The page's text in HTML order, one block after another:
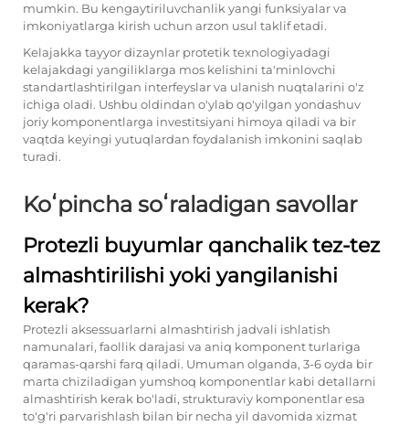
mumkin. Bu kengaytiriluvchanlik yangi funksiyalar va
imkoniyatlarga kirish uchun arzon usul taklif etadi.
Kelajakka tayyor dizaynlar protetik texnologiyadagi
kelajakdagi yangiliklarga mos kelishini ta'minlovchi
standartlashtirilgan interfeyslar va ulanish nuqtalarini o'z
ichiga oladi. Ushbu oldindan o'ylab qo'yilgan yondashuv
joriy komponentlarga investitsiyani himoya qiladi va bir
vaqtda keyingi yutuqlardan foydalanish imkonini saqlab
turadi.
Koʻpincha soʻraladigan savollar
Protezli buyumlar qanchalik tez-tez
almashtirilishi yoki yangilanishi
kerak?
Protezli aksessuarlarni almashtirish jadvali ishlatish
namunalari, faollik darajasi va aniq komponent turlariga
qaramas-qarshi farq qiladi. Umuman olganda, 3-6 oyda bir
marta chiziladigan yumshoq komponentlar kabi detallarni
almashtirish kerak bo'ladi, strukturaviy komponentlar esa
to'g'ri parvarishlash bilan bir necha yil davomida xizmat